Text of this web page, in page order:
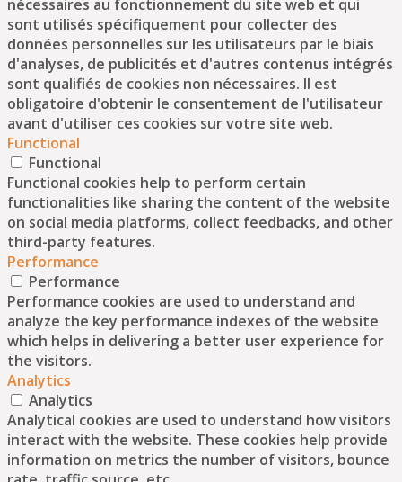
nécessaires au fonctionnement du site web et qui
sont utilisés spécifiquement pour collecter des
données personnelles sur les utilisateurs par le biais
d'analyses, de publicités et d'autres contenus intégrés
sont qualifiés de cookies non nécessaires. Il est
obligatoire d'obtenir le consentement de l'utilisateur
avant d'utiliser ces cookies sur votre site web.
Functional
Functional
Functional cookies help to perform certain
functionalities like sharing the content of the website
on social media platforms, collect feedbacks, and other
third-party features.
Performance
Performance
Performance cookies are used to understand and
analyze the key performance indexes of the website
which helps in delivering a better user experience for
the visitors.
Analytics
Analytics
Analytical cookies are used to understand how visitors
interact with the website. These cookies help provide
information on metrics the number of visitors, bounce